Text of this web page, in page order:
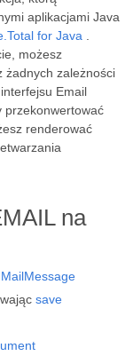
aplikacjami Java
for Java
możesz
żadnych zależności
Email
przekonwertować
renderować
na
MailMessage
save